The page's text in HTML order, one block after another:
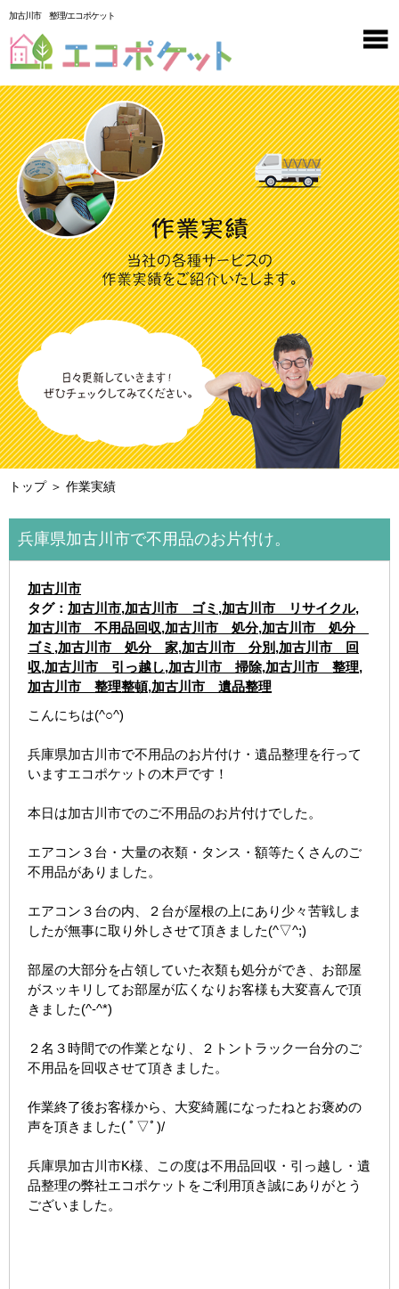
加古川市 整理/エコポケット
トップ＞ 作業実績
兵庫県加古川市で不用品のお片付け。
加古川市
タグ： 加古川市,加古川市 ゴミ ,加古川市 リサイクル,
加古川市 不用品回収,加古川市 処分,加古川市 処分
ゴミ ,加古川市 処分 家,加古川市 分別 ,加古川市 回
収,加古川市 引っ越し,加古川市 掃除,加古川市 整理,
加古川市 整理整頓,加古川市 遺品整理
こんにちは(^○^)
兵庫県加古川市で不用品のお片付け・遺品整理を行って
いますエコポケットの木戸です！
本日は加古川市でのご不用品のお片付けでした。
エアコン３台・大量の衣類・タンス・額等たくさんのご
不用品がありました。
エアコン３台の内、２台が屋根の上にあり少々苦戦しま
したが無事に取り外しさせて頂きました(^▽^;)
部屋の大部分を占領していた衣類も処分ができ、お部屋
がスッキリしてお部屋が広くなりお客様も大変喜んで頂
きました(^-^*)
２名３時間での作業となり、２トントラック一台分のご
不用品を回収させて頂きました。
作業終了後お客様から、大変綺麗になったねとお褒めの
声を頂きました( ﾟ▽ﾟ)/
兵庫県加古川市K様、この度は不用品回収・引っ越し・遺
品整理の弊社エコポケットをご利用頂き誠にありがとう
ございました。